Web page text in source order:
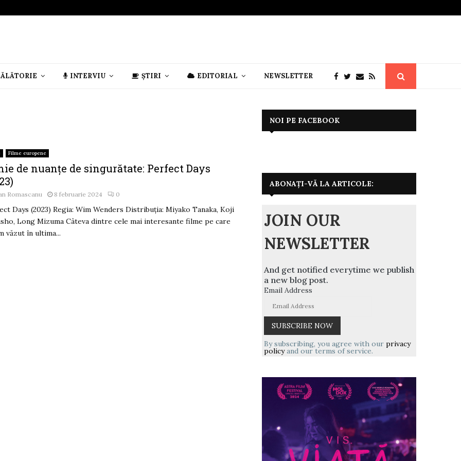
INTERVIU ȘTIRI EDITORIAL NEWSLETTER
Filme europene
de nuanțe de singurătate: Perfect Days
Romascanu 8 februarie 2024 0
Days (2023) Regia: Wim Wenders Distribuția: Miyako Tanaka, Koji
Long Mizuma Câteva dintre cele mai interesante filme pe care
văzut în ultima...
NOI PE FACEBOOK
ABONAȚI-VĂ LA ARTICOLE:
JOIN OUR
NEWSLETTER
And get notified everytime we publish
a new blog post.
Email Address
By subscribing, you agree with our privacy
policyand our terms of service.